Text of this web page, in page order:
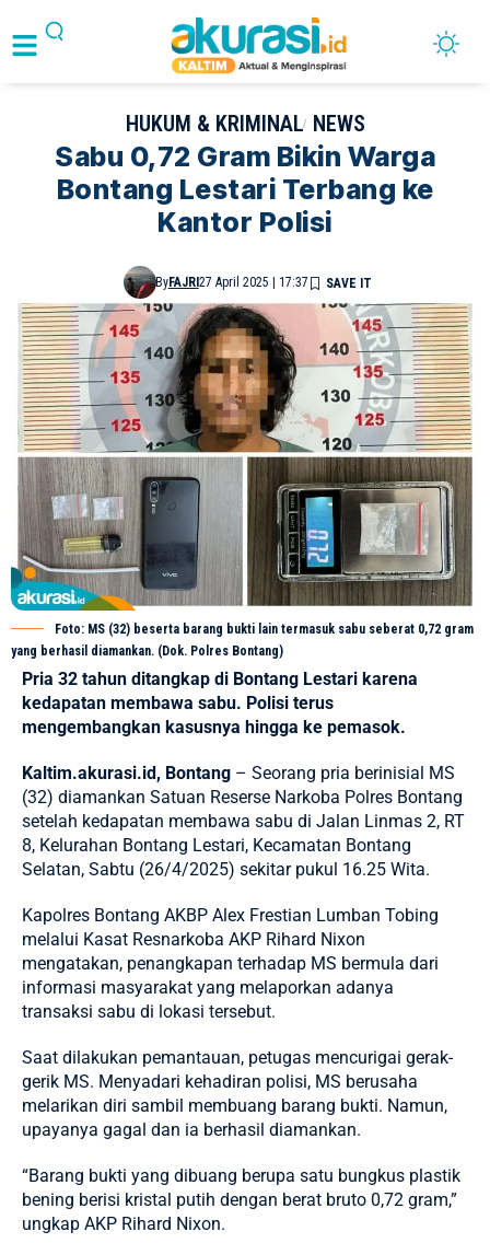
HUKUM & KRIMINAL NEWS
Sabu 0,72 Gram Bikin Warga
Bontang Lestari Terbang ke
Kantor Polisi
ByFAJRI27 April 2025 | 17:37
Foto: MS (32) beserta barang bukti lain termasuk sabu seberat 0,72 gram
yang berhasil diamankan. (Dok. Polres Bontang)
Pria 32 tahun ditangkap di Bontang Lestari karena
kedapatan membawa sabu. Polisi terus
mengembangkan kasusnya hingga ke pemasok.
Kaltim.akurasi.id, Bontang – Seorang pria berinisial MS
(32) diamankan Satuan Reserse Narkoba Polres Bontang
setelah kedapatan membawa sabu di Jalan Linmas 2, RT
8, Kelurahan Bontang Lestari, Kecamatan Bontang
Selatan, Sabtu (26/4/2025) sekitar pukul 16.25 Wita.
Kapolres Bontang AKBP Alex Frestian Lumban Tobing
melalui Kasat Resnarkoba AKP Rihard Nixon
mengatakan, penangkapan terhadap MS bermula dari
informasi masyarakat yang melaporkan adanya
transaksi sabu di lokasi tersebut.
Saat dilakukan pemantauan, petugas mencurigai gerak-
gerik MS. Menyadari kehadiran polisi, MS berusaha
melarikan diri sambil membuang barang bukti. Namun,
upayanya gagal dan ia berhasil diamankan.
“Barang bukti yang dibuang berupa satu bungkus plastik
bening berisi kristal putih dengan berat bruto 0,72 gram,”
ungkap AKP Rihard Nixon.